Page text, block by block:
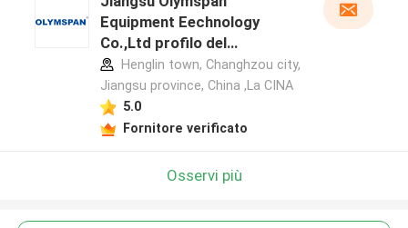
Equipment Eechnology
Co.,Ltd profilo del
produttore
Henglin town, Changhzou city,
Jiangsu province, China ,La CINA
5.0
Fornitore verificato
Osservi più